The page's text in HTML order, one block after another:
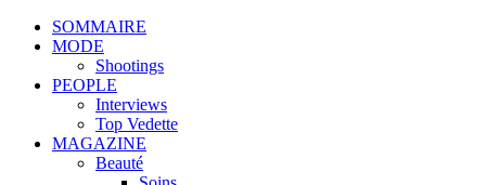
SOMMAIRE
MODE
Shootings
PEOPLE
Interviews
Top Vedette
MAGAZINE
Beauté